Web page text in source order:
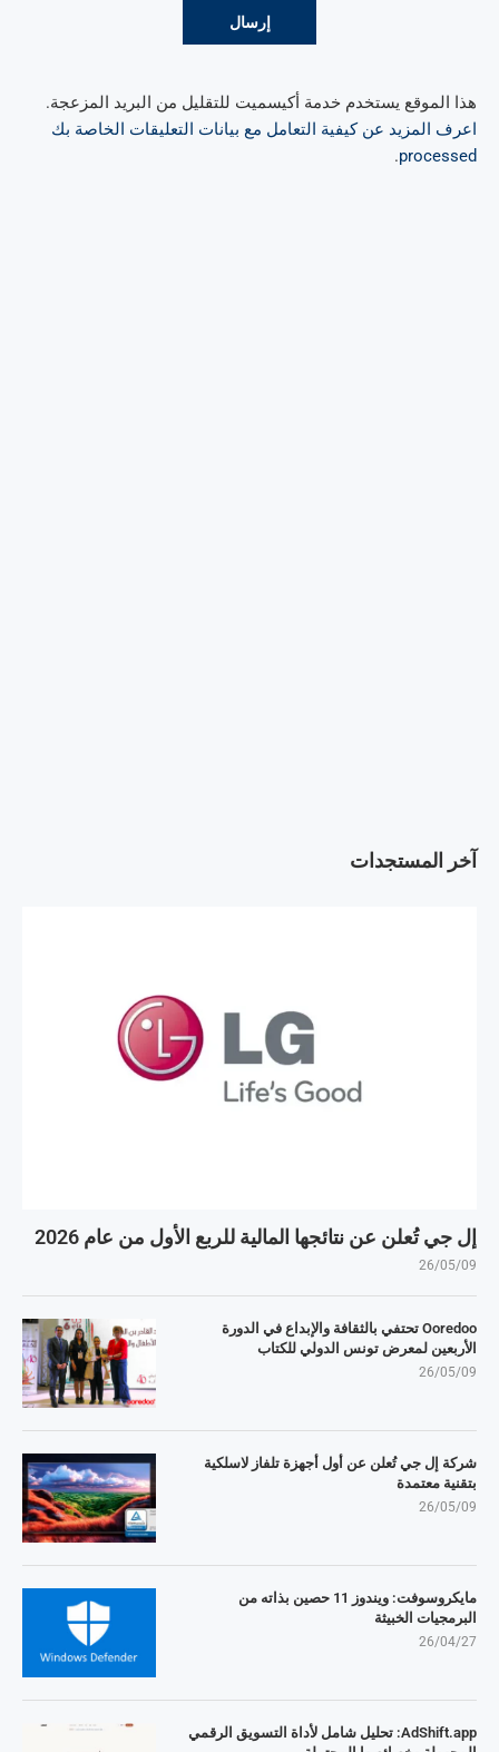
هذا الموقع يستخدم خدمة أكيسميت للتقليل من البريد المزعجة.
اعرف المزيد عن كيفية التعامل مع بيانات التعليقات الخاصة بك
processed
.
آخر المستجدات
إل جي تُعلن عن نتائجها المالية للربع الأول من عام 2026
26/05/09
Ooredoo تحتفي بالثقافة والإبداع في الدورة
الأربعين لمعرض تونس الدولي للكتاب
26/05/09
شركة إل جي تُعلن عن أول أجهزة تلفاز لاسلكية
بتقنية معتمدة
26/05/09
مايكروسوفت: ويندوز 11 حصين بذاته من
البرمجيات الخبيثة
26/04/27
AdShift.app: تحليل شامل لأداة التسويق الرقمي